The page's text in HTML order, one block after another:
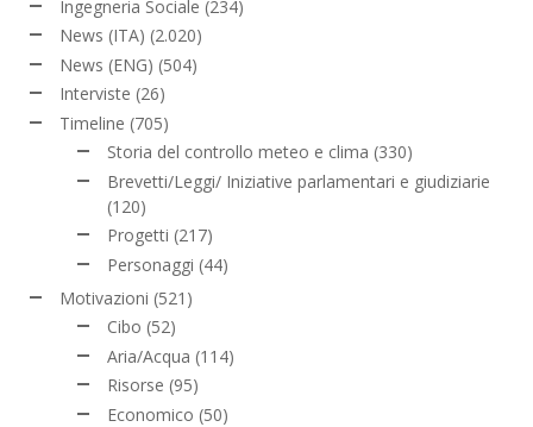
Ingegneria Sociale (234)
News (ITA) (2.020)
News (ENG) (504)
Interviste (26)
Timeline (705)
Storia del controllo meteo e clima (330)
Brevetti/Leggi/ Iniziative parlamentari e giudiziarie
(120)
Progetti (217)
Personaggi (44)
Motivazioni (521)
Cibo (52)
Aria/Acqua (114)
Risorse (95)
Economico (50)